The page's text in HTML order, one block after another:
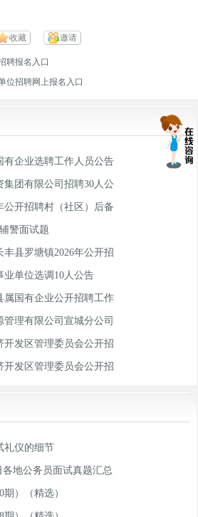
收藏 邀请
聘报名入口
位招聘网上报名入口
有企业选聘工作人员公告
集团有限公司招聘30人公
公开招聘村（社区）后备
警面试题
丰县罗塘镇2026年公开招
业单位选调10人公告
属国有企业公开招聘工作
理有限公司宣城分公司
开发区管理委员会公开招
开发区管理委员会公开招
礼仪的细节
各地公务员面试真题汇总
）（精选）